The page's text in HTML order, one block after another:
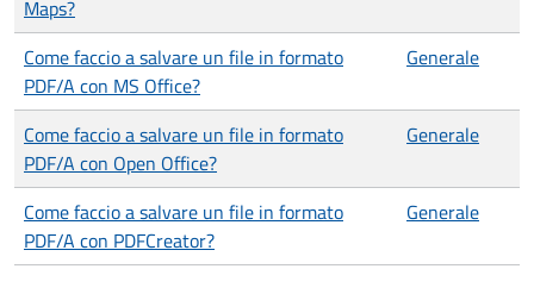
Maps?
Come faccio a salvare un file in formato
PDF/A con MS Office?
Generale
Come faccio a salvare un file in formato
PDF/A con Open Office?
Generale
Come faccio a salvare un file in formato
PDF/A con PDFCreator?
Generale